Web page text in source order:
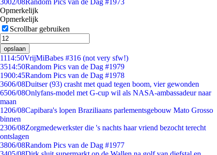
3002/08Random Pics van de Dag #1973
Opmerkelijk
Opmerkelijk
Scrollbar gebruiken
opslaan
1114:50VrijMiBabes #316 (not very sfw!)
3514:50Random Pics van de Dag #1979
1900:45Random Pics van de Dag #1978
3606/08Duitser (93) crasht met quad tegen boom, vier gewonden
6506/08Onlyfans-model met G-cup wil als NASA-ambassadeur naar
maan
1206/08Capibara's lopen Braziliaans parlementsgebouw Mato Grosso
binnen
2306/08Zorgmedewerkster die 's nachts haar vriend bezocht terecht
ontslagen
3806/08Random Pics van de Dag #1977